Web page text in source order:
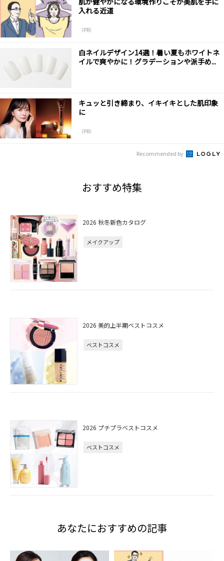
入れる近道
（PR）
白ネイルデザイン14選！暑い夏もホワイトネ
イルで爽やかに！グラデーションや派手め...
キュッと引き締まり、イキイキとした肌印象
に
（PR）
Recommended by
おすすめ特集
2026 秋冬新色カタログ
メイクアップ
2026 美的上半期ベストコスメ
ベストコスメ
2026 プチプラベストコスメ
ベストコスメ
あなたにおすすめの記事